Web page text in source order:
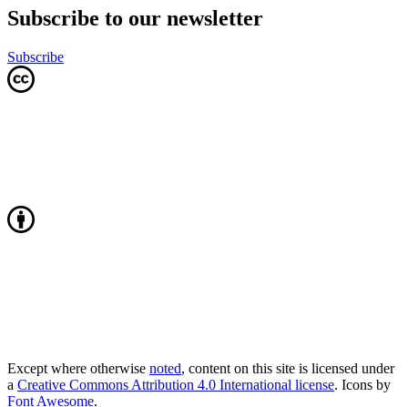
Subscribe to our newsletter
Subscribe
Except where otherwise noted, content on this site is licensed under
a Creative Commons Attribution 4.0 International license. Icons by
Font Awesome.